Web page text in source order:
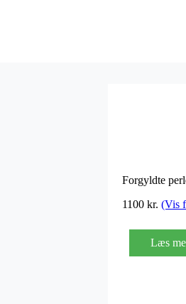
Forgyldte
1100 kr. (Vis
Læs